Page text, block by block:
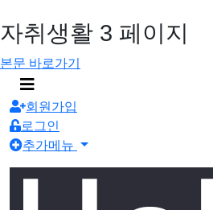
자취생활 3 페이지
본문 바로가기
메
뉴
버
튼
회원가입
로그인
추가메뉴